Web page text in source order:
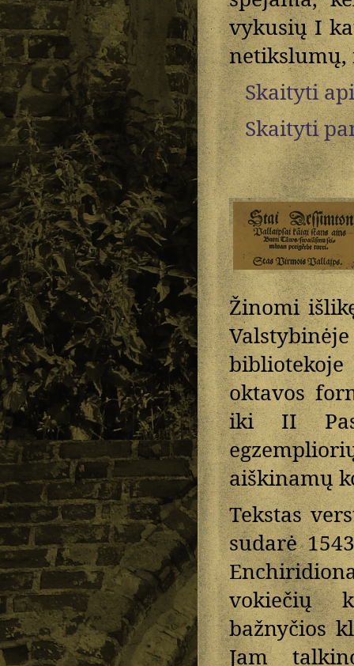
vykusių I
netikslumų,
Skaityti
Skaityti
Žinomi
bibliotekoje
oktavos
iki II
aiškinamų
Tekstas
sudarė
vokiečių
bažnyčios
Jam